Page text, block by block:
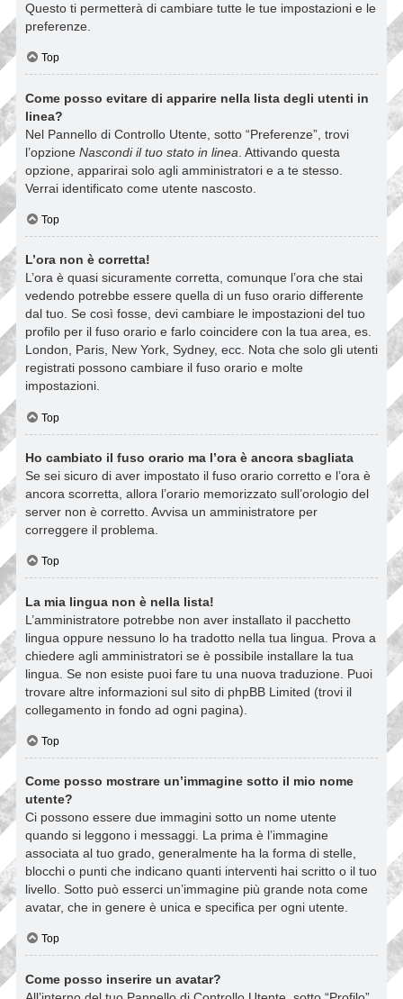
Questo ti permetterà di cambiare tutte le tue impostazioni e le
preferenze.
Top
Come posso evitare di apparire nella lista degli utenti in
linea?
Nel Pannello di Controllo Utente, sotto “Preferenze”, trovi
l’opzione Nascondi il tuo stato in linea . Attivando questa
opzione, apparirai solo agli amministratori e a te stesso.
Verrai identificato come utente nascosto.
Top
L’ora non è corretta!
L’ora è quasi sicuramente corretta, comunque l’ora che stai
vedendo potrebbe essere quella di un fuso orario differente
dal tuo. Se così fosse, devi cambiare le impostazioni del tuo
profilo per il fuso orario e farlo coincidere con la tua area, es.
London, Paris, New York, Sydney, ecc. Nota che solo gli utenti
registrati possono cambiare il fuso orario e molte
impostazioni.
Top
Ho cambiato il fuso orario ma l’ora è ancora sbagliata
Se sei sicuro di aver impostato il fuso orario corretto e l’ora è
ancora scorretta, allora l’orario memorizzato sull’orologio del
server non è corretto. Avvisa un amministratore per
correggere il problema.
Top
La mia lingua non è nella lista!
L’amministratore potrebbe non aver installato il pacchetto
lingua oppure nessuno lo ha tradotto nella tua lingua. Prova a
chiedere agli amministratori se è possibile installare la tua
lingua. Se non esiste puoi fare tu una nuova traduzione. Puoi
trovare altre informazioni sul sito di phpBB Limited (trovi il
collegamento in fondo ad ogni pagina).
Top
Come posso mostrare un’immagine sotto il mio nome
utente?
Ci possono essere due immagini sotto un nome utente
quando si leggono i messaggi. La prima è l’immagine
associata al tuo grado, generalmente ha la forma di stelle,
blocchi o punti che indicano quanti interventi hai scritto o il tuo
livello. Sotto può esserci un’immagine più grande nota come
avatar, che in genere è unica e specifica per ogni utente.
Top
Come posso inserire un avatar?